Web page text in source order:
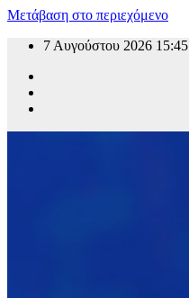
Μετάβαση στο περιεχόμενο
7 Αυγούστου 2026 15:45